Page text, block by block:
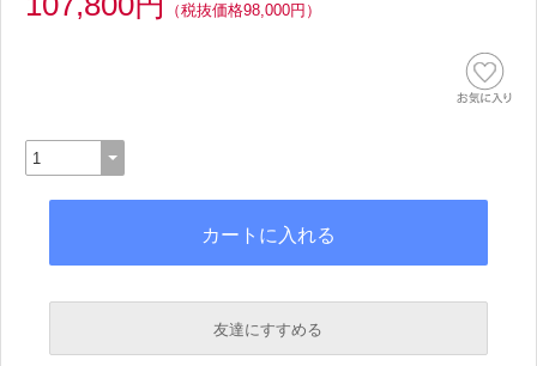
（税抜価格98,000円）
友達にすすめる